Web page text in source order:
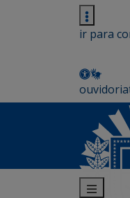
ir para
ouvidoria